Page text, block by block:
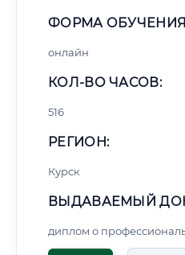
ФОРМА
онлайн
КОЛ-ВО ЧАСОВ:
516
РЕГИОН:
Курск
ВЫДАВАЕМЫЙ
диплом о